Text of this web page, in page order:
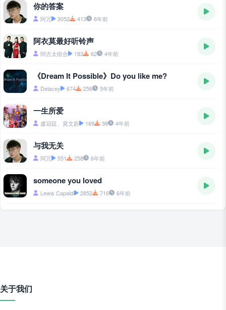
你的答案
阿冗 3052 413 6年前
阿衣莫最好听铃声
阿吉太组合 183 62 4年前
《Dream It Possible》Do you like me?
Delacey 674 256 5年前
一生所爱
盧冠廷、莫文蔚 169 38 4年前
与我无关
阿冗 551 258 6年前
someone you loved
Lewis Capaldi 2852 716 6年前
关于我们